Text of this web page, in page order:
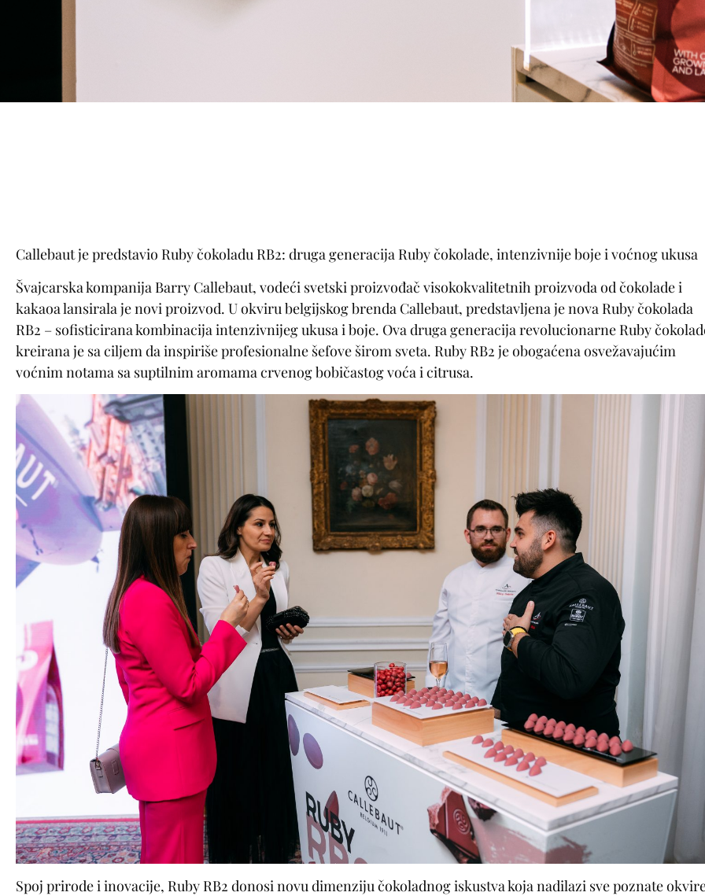
Callebaut je predstavio Ruby čokoladu RB2: druga generacija Ruby čokolade, intenzivnije boje i voćnog ukusa
Švajcarska kompanija Barry Callebaut, vodeći svetski proizvođač visokokvalitetnih proizvoda od čokolade i
kakaoa lansirala je novi proizvod. U okviru belgijskog brenda Callebaut, predstavljena je nova Ruby čokolada
RB2 – sofisticirana kombinacija intenzivnijeg ukusa i boje. Ova druga generacija revolucionarne Ruby
kreirana je sa ciljem da inspiriše profesionalne šefove širom sveta. Ruby RB2 je obogaćena osvežavajućim
voćnim notama sa suptilnim aromama crvenog bobičastog voća i citrusa.
Spoj prirode i inovacije, Ruby RB2 donosi novu dimenziju čokoladnog iskustva koja nadilazi sve poznate